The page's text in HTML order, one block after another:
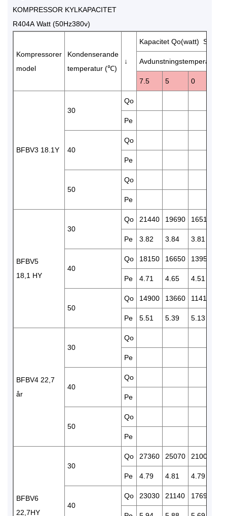
KOMPRESSOR KYLKAPACITET
R404A Watt (50Hz380v)
Kompressorer
model
Kondenserande
temperatur (℃)
↓
Kapacitet Qo(watt)
Avdunstningstemperatur
7.5 5 0
BFBV3 18.1Y
30
Qo
Pe
40
Qo
Pe
50
Qo
Pe
BFBV5
18,1 HY
30
Qo 21440 19690 16510
Pe 3.82 3.84 3.81
40
Qo 18150 16650 13950
Pe 4.71 4.65 4.51
50
Qo 14900 13660 11410
Pe 5.51 5.39 5.13
BFBV4 22,7
år
30
Qo
Pe
40
Qo
Pe
50
Qo
Pe
BFBV6
22,7HY
30
Qo 27360 25070 21000
Pe 4.79 4.81 4.79
40
Qo 23030 21140 17690